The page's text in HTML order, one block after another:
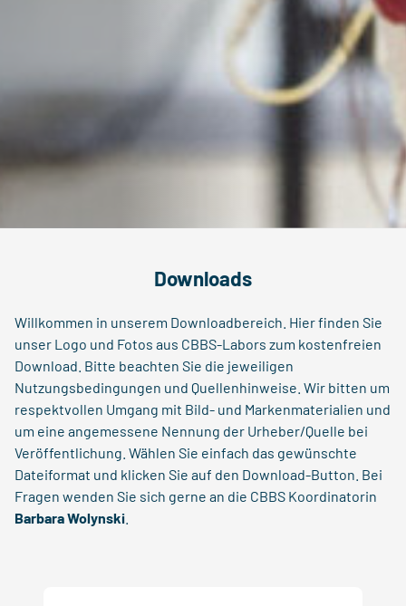
Downloads
Willkommen in unserem Downloadbereich. Hier finden Sie
unser Logo und Fotos aus CBBS-Labors zum kostenfreien
Download. Bitte beachten Sie die jeweiligen
Nutzungsbedingungen und Quellenhinweise. Wir bitten um
respektvollen Umgang mit Bild- und Markenmaterialien und
um eine angemessene Nennung der Urheber/Quelle bei
Veröffentlichung. Wählen Sie einfach das gewünschte
Dateiformat und klicken Sie auf den Download-Button. Bei
Fragen wenden Sie sich gerne an die CBBS Koordinatorin
Barbara Wolynski